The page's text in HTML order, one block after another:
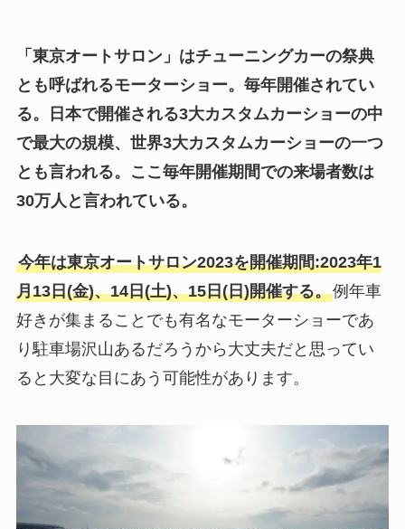
「東京オートサロン」はチューニングカーの祭典
とも呼ばれるモーターショー。毎年開催されてい
る。日本で開催される3大カスタムカーショーの中
で最大の規模、世界3大カスタムカーショーの一つ
とも言われる。ここ毎年開催期間での来場者数は
30万人と言われている。
今年は東京オートサロン2023を開催期間:2023年1
月13日(金)、14日(土)、15日(日)開催する。例年車
好きが集まることでも有名なモーターショーであ
り駐車場沢山あるだろうから大丈夫だと思ってい
ると大変な目にあう可能性があります。